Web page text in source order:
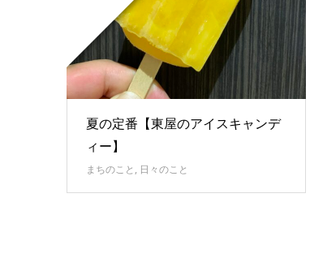
夏の定番【東屋のアイスキャンデ
ィー】
まちのこと , 日々のこと